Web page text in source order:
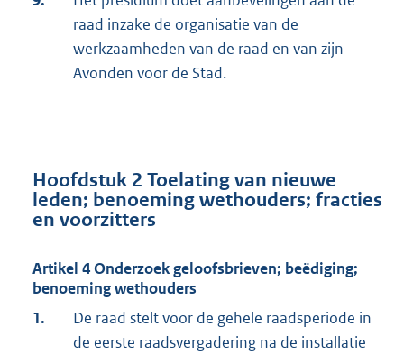
raad inzake de organisatie van de
werkzaamheden van de raad en van zijn
Avonden voor de Stad.
Hoofdstuk 2 Toelating van nieuwe
leden; benoeming wethouders; fracties
en voorzitters
Artikel 4 Onderzoek geloofsbrieven; beëdiging;
benoeming wethouders
1.
De raad stelt voor de gehele raadsperiode in
de eerste raadsvergadering na de installatie